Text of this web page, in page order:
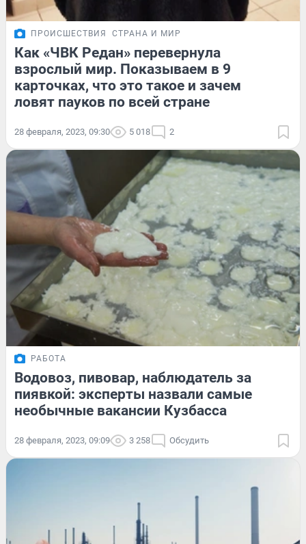
ПРОИСШЕСТВИЯ СТРАНА И МИР
Как «ЧВК Редан» перевернула
взрослый мир. Показываем в 9
карточках, что это такое и зачем
ловят пауков по всей стране
28 февраля, 2023, 09:30 5 018 2
РАБОТА
Водовоз, пивовар, наблюдатель за
пиявкой: эксперты назвали самые
необычные вакансии Кузбасса
28 февраля, 2023, 09:09 3 258 Обсудить